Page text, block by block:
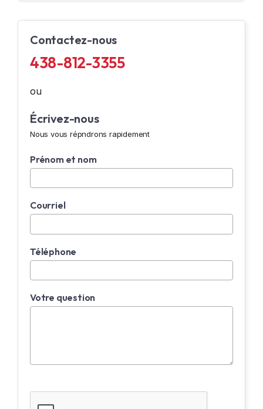
Contactez-nous
438-812-3355
ou
Écrivez-nous
Nous vous répndrons rapidement
Prénom et nom
Courriel
Téléphone
Votre question